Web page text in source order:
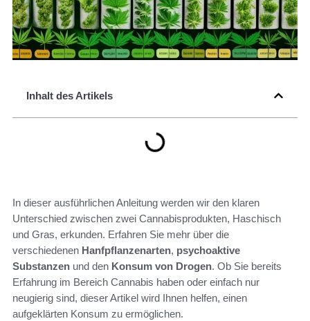
Inhalt des Artikels
In dieser ausführlichen Anleitung werden wir den klaren
Unterschied zwischen zwei Cannabisprodukten, Haschisch
und Gras, erkunden. Erfahren Sie mehr über die
verschiedenen Hanfpflanzenarten, psychoaktive
Substanzen und den Konsum von Drogen. Ob Sie bereits
Erfahrung im Bereich Cannabis haben oder einfach nur
neugierig sind, dieser Artikel wird Ihnen helfen, einen
aufgeklärten Konsum zu ermöglichen.